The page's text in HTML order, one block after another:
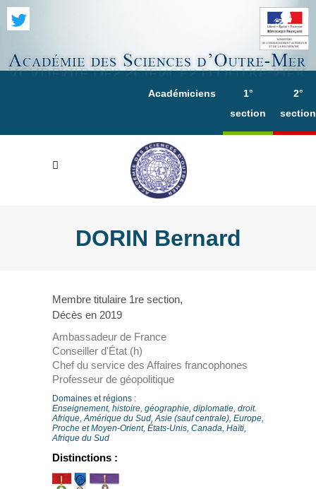
Académiciens
1°
section
2°
section
DORIN Bernard
Membre titulaire 1re section,
Décès en 2019
Ambassadeur de France
Conseiller d'État (h)
Chef du service des Affaires francophones
Professeur de géopolitique
Domaines et régions :
Enseignement, histoire, géographie, diplomatie, droit.
Afrique, Amérique du Sud, Asie (sauf centrale), Europe,
Proche et Moyen-Orient, États-Unis, Canada, Haïti,
Afrique du Sud
Distinctions :